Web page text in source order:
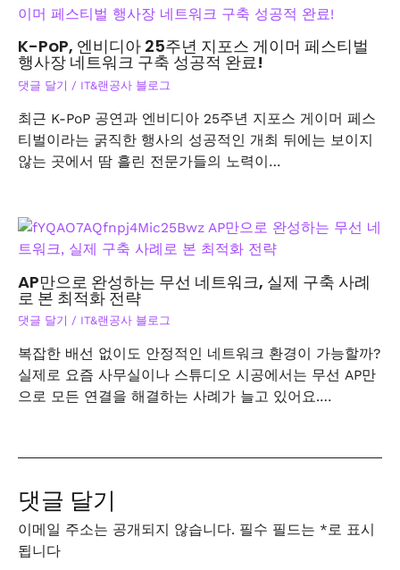
K-PoP, 엔비디아 25주년 지포스 게이머 페스티벌
행사장 네트워크 구축 성공적 완료!
댓글 달기 / IT&랜공사 블로그
최근 K-PoP 공연과 엔비디아 25주년 지포스 게이머 페스
티벌이라는 굵직한 행사의 성공적인 개최 뒤에는 보이지
않는 곳에서 땀 흘린 전문가들의 노력이…
AP만으로 완성하는 무선 네트워크, 실제 구축 사례
로 본 최적화 전략
댓글 달기 / IT&랜공사 블로그
복잡한 배선 없이도 안정적인 네트워크 환경이 가능할까?
실제로 요즘 사무실이나 스튜디오 시공에서는 무선 AP만
으로 모든 연결을 해결하는 사례가 늘고 있어요.…
댓글 달기
이메일 주소는 공개되지 않습니다. 필수 필드는 *로 표시
됩니다